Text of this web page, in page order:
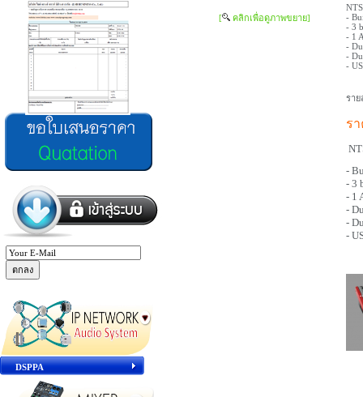
DSPPA
[ คลิกเพื่อดูภาพขยาย]
-
- 3
- 1
-
-
-
ราย
ร
-
- 3
- 1
-
-
-